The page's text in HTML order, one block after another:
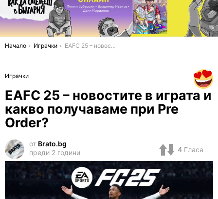
You are here:
Начало Играчки EAFC 25 – новостите в играта и какво получаваме при Pre Order?
Играчки
EAFC 25 – новостите в играта и
какво получаваме при Pre
Order?
от Brato.bg
преди 2 години
4 Гласа